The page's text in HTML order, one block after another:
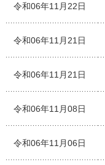
令和06年11月22日
令和06年11月21日
令和06年11月21日
令和06年11月08日
令和06年11月06日